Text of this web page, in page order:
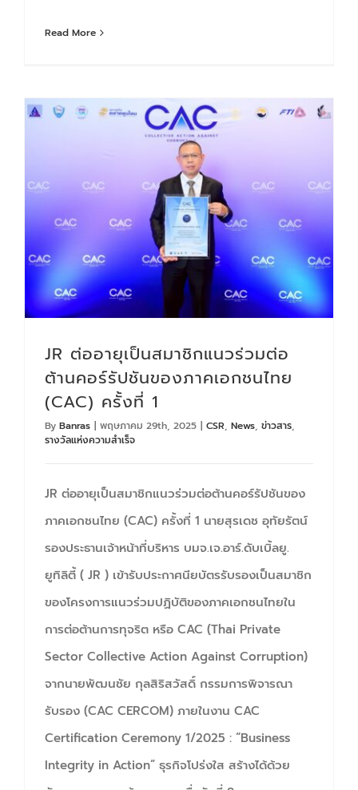
Read More
JR ต่ออายุเป็นสมาชิกแนวร่วมต่อ
ต้านคอร์รัปชันของภาคเอกชนไทย
(CAC) ครั้งที่ 1
By Banras | พฤษภาคม 29th, 2025 | CSR, News, ข่าวสาร,
รางวัลแห่งความสำเร็จ
JR ต่ออายุเป็นสมาชิกแนวร่วมต่อต้านคอร์รัปชันของ
ภาคเอกชนไทย (CAC) ครั้งที่ 1 นายสุรเดช อุทัยรัตน์
รองประธานเจ้าหน้าที่บริหาร บมจ.เจ.อาร์.ดับเบิ้ลยู.
ยูทิลิตี้ ( JR ) เข้ารับประกาศนียบัตรรับรองเป็นสมาชิก
ของโครงการแนวร่วมปฏิบัติของภาคเอกชนไทยใน
การต่อต้านการทุจริต หรือ CAC (Thai Private
Sector Collective Action Against Corruption)
จากนายพัฒนชัย กุลสิริสวัสดิ์ กรรมการพิจารณา
รับรอง (CAC CERCOM) ภายในงาน CAC
Certification Ceremony 1/2025 : “Business
Integrity in Action” ธุรกิจโปร่งใส สร้างได้ด้วย